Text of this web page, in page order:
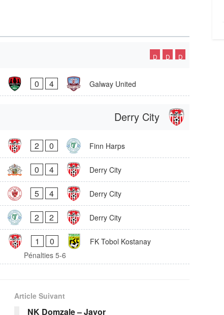
D D D
0 4 Galway United
Derry City
2 0 Finn Harps
0 4 Derry City
5 4 Derry City
2 2 Derry City
1 0
FK Tobol Kostanay
Pénalties 5-6
Article Suivant
NK Domzale – Javor